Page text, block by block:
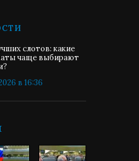
слотов: какие
чаще выбирают
в 16:36